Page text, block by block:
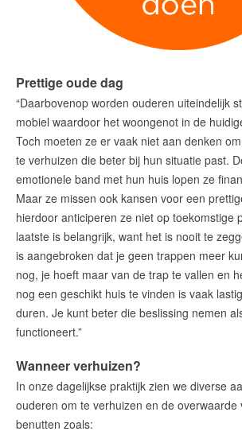
Prettige oude dag
“Daarbovenop worden ouderen uiteindelijk
mobiel waardoor het woongenot in de
Toch moeten ze er vaak niet aan denken
te verhuizen die beter bij hun situatie past.
emotionele band met hun huis lopen ze
Maar ze missen ook kansen voor een
hierdoor anticiperen ze niet op toekomstige
laatste is belangrijk, want het is nooit te
is aangebroken dat je geen trappen meer
nog, je hoeft maar van de trap te vallen en
nog een geschikt huis te vinden is vaak
duren. Je kunt beter die beslissing nemen
functioneert.”
Wanneer verhuizen?
In onze dagelijkse praktijk zien we diverse
ouderen om te verhuizen en de overwaarde
benutten zoals: